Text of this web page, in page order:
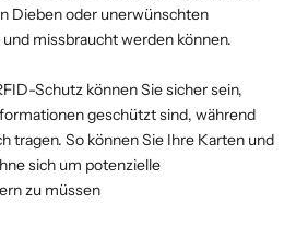
Dieben oder unerwünschten
missbraucht werden können.
Schutz können Sie sicher sein,
geschützt sind, während
tragen. So können Sie Ihre Karten und
sich um potenzielle
zu müssen